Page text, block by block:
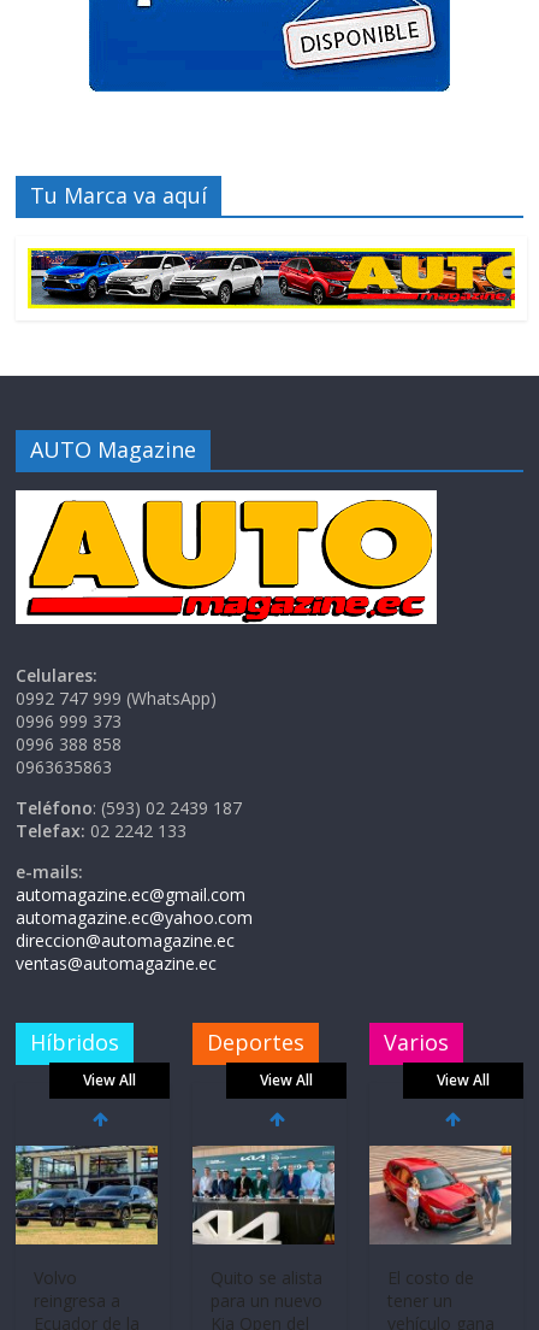
Tu Marca va aquí
AUTO Magazine
Celulares:
0992 747 999 (WhatsApp)
0996 999 373
0996 388 858
0963635863
Teléfono: (593) 02 2439 187
Telefax: 02 2242 133
e-mails:
automagazine.ec@gmail.com
automagazine.ec@yahoo.com
direccion@automagazine.ec
ventas@automagazine.ec
Híbridos
View All
Volvo
reingresa a
Ecuador de la
Deportes
View All
La FEDAK
recibe 12
Sinotruk
Bolden para
de La Vuelta
31 de julio de
Varios
View All
El costo de
tener un
vehículo gana